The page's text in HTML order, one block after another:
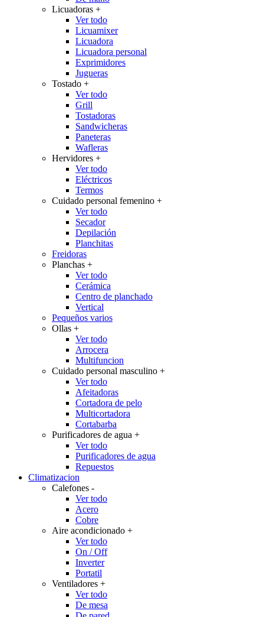
Licuadoras +
Ver todo
Licuamixer
Licuadora
Licuadora personal
Exprimidores
Jugueras
Tostado +
Ver todo
Grill
Tostadoras
Sandwicheras
Paneteras
Wafleras
Hervidores +
Ver todo
Eléctricos
Termos
Cuidado personal femenino +
Ver todo
Secador
Depilación
Planchitas
Freidoras
Planchas +
Ver todo
Cerámica
Centro de planchado
Vertical
Pequeños varios
Ollas +
Ver todo
Arrocera
Multifuncion
Cuidado personal masculino +
Ver todo
Afeitadoras
Cortadora de pelo
Multicortadora
Cortabarba
Purificadores de agua +
Ver todo
Purificadores de agua
Repuestos
Climatizacion
Calefones -
Ver todo
Acero
Cobre
Aire acondicionado +
Ver todo
On / Off
Inverter
Portatil
Ventiladores +
Ver todo
De mesa